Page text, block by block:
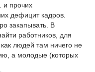
и прочих
дефицит кадров.
закапывать. В
работников, для
людей там ничего не
а молодые (которых